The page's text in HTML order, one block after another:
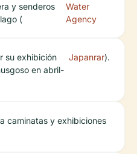
y senderos
(
Water
Agency
su exhibición
en abril-
Japanrar).
caminatas y exhibiciones